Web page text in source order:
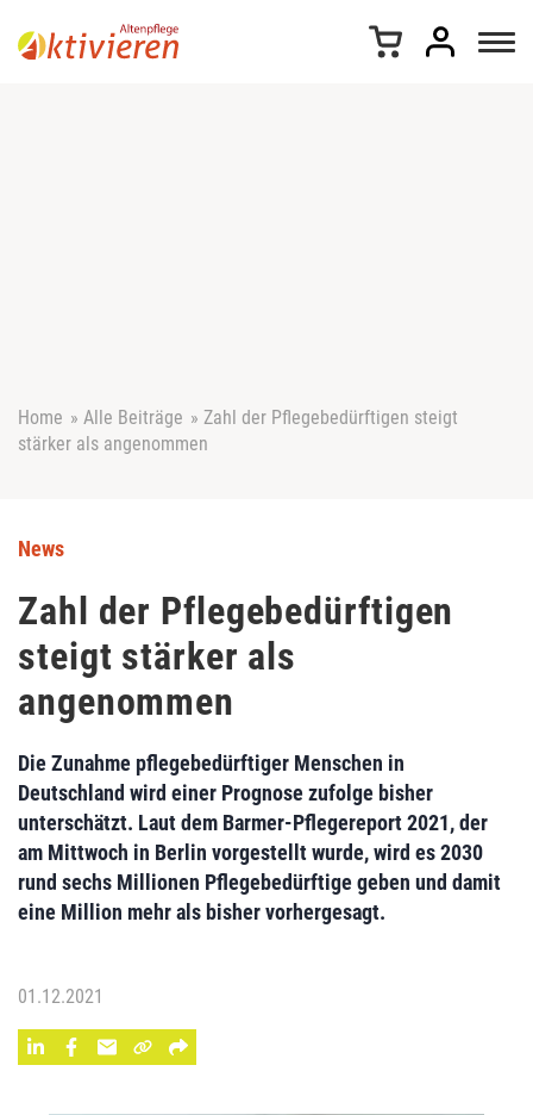
Home » Alle Beiträge » Zahl der Pflegebedürftigen steigt
stärker als angenommen
News
Zahl der Pflegebedürftigen
steigt stärker als
angenommen
Die Zunahme pflegebedürftiger Menschen in
Deutschland wird einer Prognose zufolge bisher
unterschätzt. Laut dem Barmer-Pflegereport 2021, der
am Mittwoch in Berlin vorgestellt wurde, wird es 2030
rund sechs Millionen Pflegebedürftige geben und damit
eine Million mehr als bisher vorhergesagt.
01.12.2021